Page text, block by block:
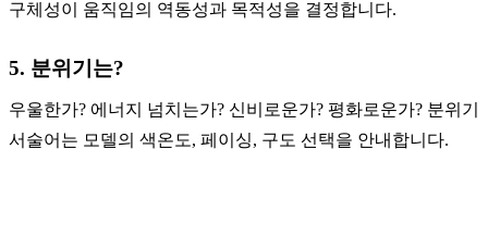
구체성이 움직임의 역동성과 목적성을 결정합니다.
5. 분위기는?
우울한가? 에너지 넘치는가? 신비로운가? 평화로운가? 분위기
서술어는 모델의 색온도, 페이싱, 구도 선택을 안내합니다.